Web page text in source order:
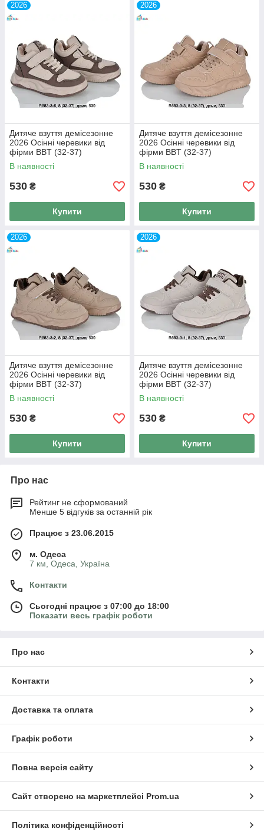
2026
Дитяче взуття демісезонне
2026 Осінні черевики від
фірми BBT (32-37)
В наявності
530 ₴
Купити
2026
Дитяче взуття демісезонне
2026 Осінні черевики від
фірми BBT (32-37)
В наявності
530 ₴
Купити
2026
Дитяче взуття демісезонне
2026 Осінні черевики від
фірми BBT (32-37)
В наявності
530 ₴
Купити
2026
Дитяче взуття демісезонне
2026 Осінні черевики від
фірми BBT (32-37)
В наявності
530 ₴
Купити
Про нас
Рейтинг не сформований
Менше 5 відгуків за останній рік
Працює з 23.06.2015
м. Одеса
7 км, Одеса, Україна
Контакти
Сьогодні працює з 07:00 до 18:00
Показати весь графік роботи
Про нас
Контакти
Доставка та оплата
Графік роботи
Повна версія сайту
Сайт створено на маркетплейсі Prom.ua
Політика конфіденційності